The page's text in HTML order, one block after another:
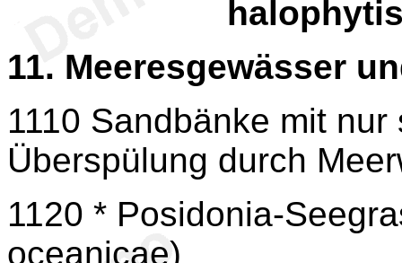
11. Meeresgewässer
1110 Sandbänke mit
Überspülung durch
1120 * Posidonia-
oceanicae)